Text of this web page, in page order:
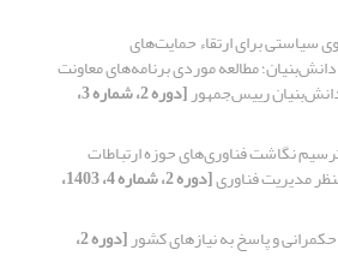
سیاستی برای ارتقاء حمایت‌های
مطالعه موردی برنامه‌های معاونت
رییس‌جمهور [دوره 2، شماره 3،
نگاشت فناوری‌های حوزه ارتباطات
مدیریت فناوری [دوره 2، شماره 4، 1403،
و پاسخ به نیازهای کشور [دوره 2،